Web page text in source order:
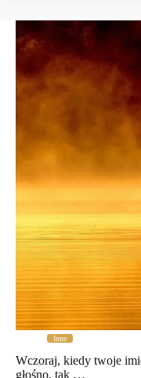
Inne
Wczoraj, kiedy twoje
głośno, tak …